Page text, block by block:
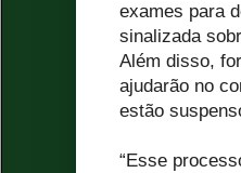
exames para
sinalizada
Além disso,
ajudarão no
estão
“Esse